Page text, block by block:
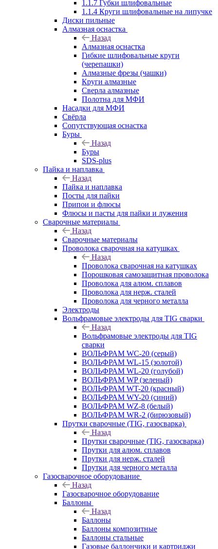
1.1.7 Губки шлифовальные
1.1.4 Круги шлифовальные на липучке
Диски пильные
Алмазная оснастка
Назад
Алмазная оснастка
Гибкие шлифовальные круги
(черепашки)
Алмазные фрезы (чашки)
Круги алмазные
Сверла алмазные
Полотна для МФИ
Насадки для МФИ
Свёрла
Сопутствующая оснастка
Буры
Назад
Буры
SDS-plus
Пайка и наплавка
Назад
Пайка и наплавка
Посты для пайки
Припои и флюсы
Флюсы и пасты для пайки и лужения
Сварочные материалы
Назад
Сварочные материалы
Проволока сварочная на катушках
Назад
Проволока сварочная на катушках
Порошковая самозащитная проволока
Проволока для алюм. сплавов
Проволока для нерж. сталей
Проволока для черного металла
Электроды
Вольфрамовые электроды для TIG сварки
Назад
Вольфрамовые электроды для TIG
сварки
ВОЛЬФРАМ WC-20 (серый)
ВОЛЬФРАМ WL-15 (золотой)
ВОЛЬФРАМ WL-20 (голубой)
ВОЛЬФРАМ WP (зеленый)
ВОЛЬФРАМ WT-20 (красный)
ВОЛЬФРАМ WY-20 (синий)
ВОЛЬФРАМ WZ-8 (белый)
ВОЛЬФРАМ WR-2 (бирюзовый)
Прутки сварочные (TIG, газосварка)
Назад
Прутки сварочные (TIG, газосварка)
Прутки для алюм. сплавов
Прутки для нерж. сталей
Прутки для черного металла
Газосварочное оборудование
Назад
Газосварочное оборудование
Баллоны
Назад
Баллоны
Баллоны композитные
Баллоны стальные
Газовые баллончики и картриджи